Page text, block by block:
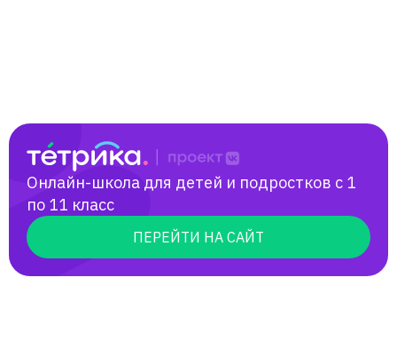
Онлайн-школа для детей и подростков с 1
по 11 класс
ПЕРЕЙТИ НА САЙТ